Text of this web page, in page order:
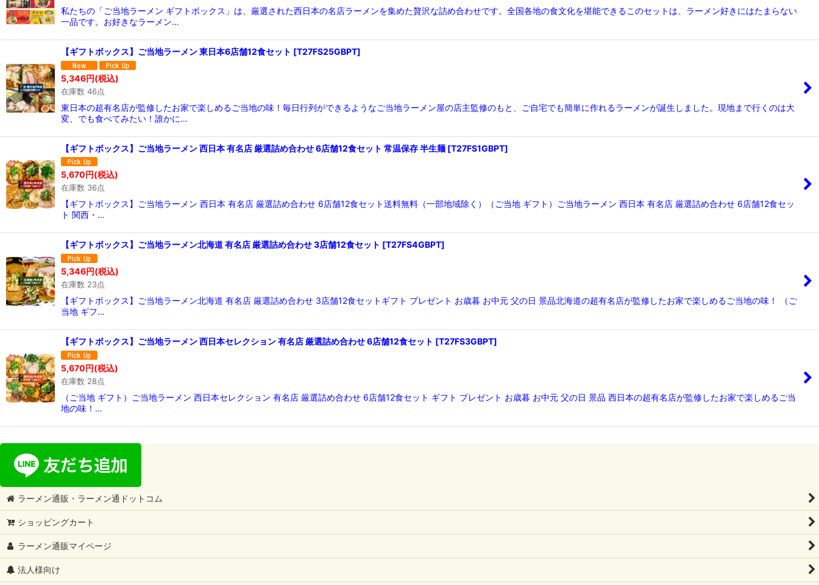
絞り込む
私たちの「ご当地ラーメン ギフトボックス」は、厳選された西日本の名店ラーメンを集めた贅沢な詰め合わせです。全国各地の食文化を堪能できるこのセットは、ラーメン好きにはたまらない
一品です。お好きなラーメン…
【ギフトボックス】ご当地ラーメン 東日本6店舗12食セット [T27FS25GBPT]
5,346円(税込)
在庫数 46点
東日本の超有名店が監修したお家で楽しめるご当地の味！毎日行列ができるようなご当地ラーメン屋の店主監修のもと、ご自宅でも簡単に作れるラーメンが誕生しました。現地まで行くのは大
変、でも食べてみたい！誰かに…
【ギフトボックス】ご当地ラーメン 西日本 有名店 厳選詰め合わせ 6店舗12食セット 常温保存 半生麺 [T27FS1GBPT]
5,670円(税込)
在庫数 36点
【ギフトボックス】ご当地ラーメン 西日本 有名店 厳選詰め合わせ 6店舗12食セット送料無料（一部地域除く）（ご当地 ギフト）ご当地ラーメン 西日本 有名店 厳選詰め合わせ 6店舗12食セッ
ト 関西・…
【ギフトボックス】ご当地ラーメン北海道 有名店 厳選詰め合わせ 3店舗12食セット [T27FS4GBPT]
5,346円(税込)
在庫数 23点
【ギフトボックス】ご当地ラーメン北海道 有名店 厳選詰め合わせ 3店舗12食セットギフト プレゼント お歳暮 お中元 父の日 景品北海道の超有名店が監修したお家で楽しめるご当地の味！ （ご
当地 ギフ…
【ギフトボックス】ご当地ラーメン 西日本セレクション 有名店 厳選詰め合わせ 6店舗12食セット [T27FS3GBPT]
5,670円(税込)
在庫数 28点
（ご当地 ギフト）ご当地ラーメン 西日本セレクション 有名店 厳選詰め合わせ 6店舗12食セット ギフト プレゼント お歳暮 お中元 父の日 景品 西日本の超有名店が監修したお家で楽しめるご当
地の味！…
ラーメン通販・ラーメン通ドットコム
ショッピングカート
ラーメン通販マイページ
法人様向け